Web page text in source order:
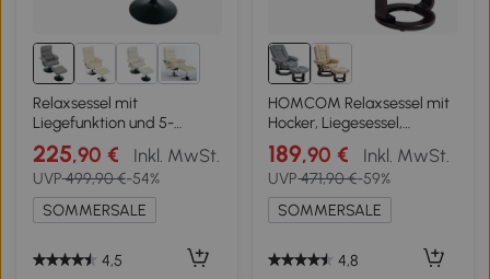
Relaxsessel mit
Liegefunktion und 5-
Punkte-Massage,
Fernsehsessel mit
elektrischer Heizfunktion
und Hocker, 360° drehbar,
Chenille-Stoff,
225,90 € Inkl. MwSt.
UVP499,90 €-54%
SOMMERSALE
4,5
HOMCOM Relaxsessel mit
Hocker, Liegesessel,
drehbar, neigbare Lehne,
Lederoptik, bis 130 kg, Grau
189,90 € Inkl. MwSt.
UVP471,90 €-59%
SOMMERSALE
4,8